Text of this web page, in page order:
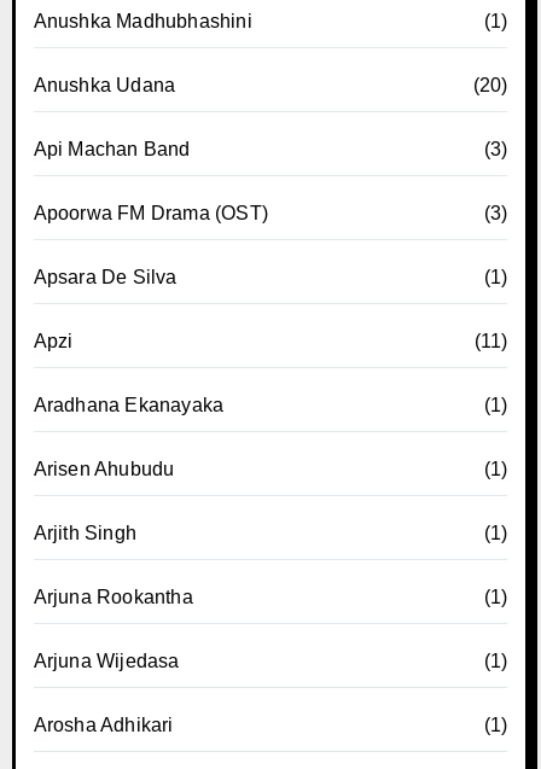
Anushka Madhubhashini (1)
Anushka Udana (20)
Api Machan Band (3)
Apoorwa FM Drama (OST) (3)
Apsara De Silva (1)
Apzi (11)
Aradhana Ekanayaka (1)
Arisen Ahubudu (1)
Arjith Singh (1)
Arjuna Rookantha (1)
Arjuna Wijedasa (1)
Arosha Adhikari (1)